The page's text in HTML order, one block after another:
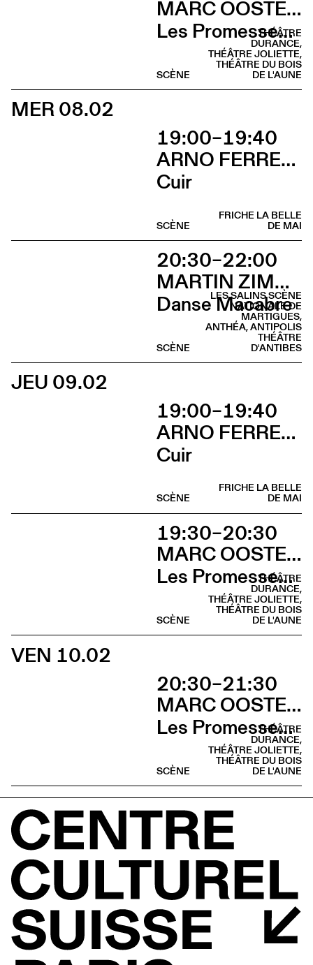
MARC OOSTERHOFF
Les Promesses de l’incertitude
THÉÂTRE
DURANCE,
THÉÂTRE JOLIETTE,
THÉÂTRE DU BOIS
DE L'AUNE
SCÈNE
MER 08.02
19:00–19:40
ARNO FERRERA & GILLES POLET CIE UN LOUP POUR L'HOMME
Cuir
FRICHE LA BELLE
DE MAI
SCÈNE
20:30–22:00
MARTIN ZIMMERMANN
Danse Macabre
LES SALINS SCÈNE
NATIONALE DE
MARTIGUES,
ANTHÉA, ANTIPOLIS
THÉÂTRE
D'ANTIBES
SCÈNE
JEU 09.02
19:00–19:40
ARNO FERRERA & GILLES POLET CIE UN LOUP POUR L'HOMME
Cuir
FRICHE LA BELLE
DE MAI
SCÈNE
19:30–20:30
MARC OOSTERHOFF
Les Promesses de l’incertitude
THÉÂTRE
DURANCE,
THÉÂTRE JOLIETTE,
THÉÂTRE DU BOIS
DE L'AUNE
SCÈNE
VEN 10.02
20:30–21:30
MARC OOSTERHOFF
Les Promesses de l’incertitude
THÉÂTRE
DURANCE,
THÉÂTRE JOLIETTE,
THÉÂTRE DU BOIS
DE L'AUNE
SCÈNE